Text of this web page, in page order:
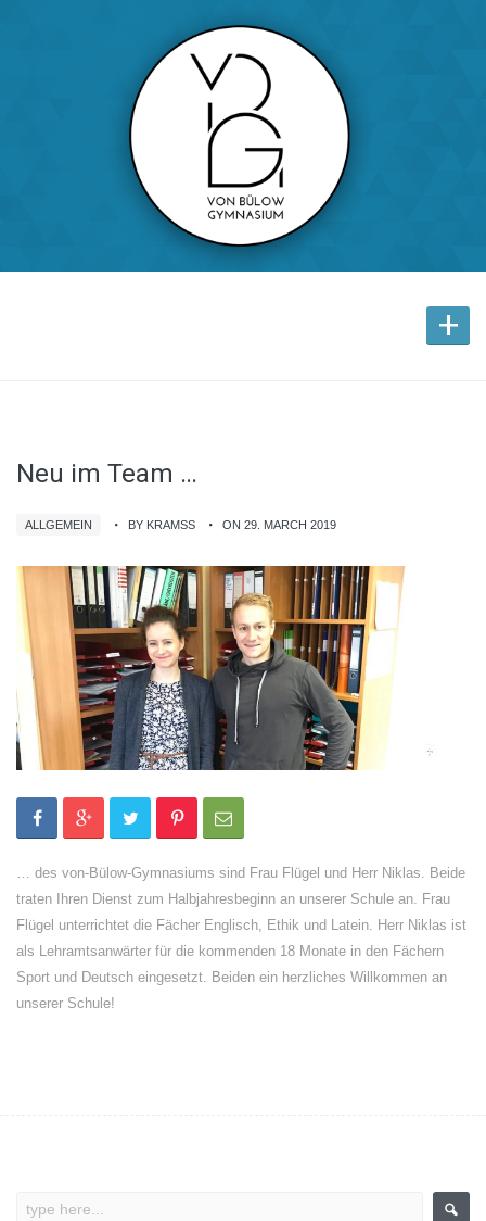
+
Neu im Team …
ALLGEMEIN BY KRAMSS ON 29. MARCH 2019
… des von-Bülow-Gymnasiums sind Frau Flügel und Herr Niklas. Beide
traten Ihren Dienst zum Halbjahresbeginn an unserer Schule an. Frau
Flügel unterrichtet die Fächer Englisch, Ethik und Latein. Herr Niklas ist
als Lehramtsanwärter für die kommenden 18 Monate in den Fächern
Sport und Deutsch eingesetzt. Beiden ein herzliches Willkommen an
unserer Schule!